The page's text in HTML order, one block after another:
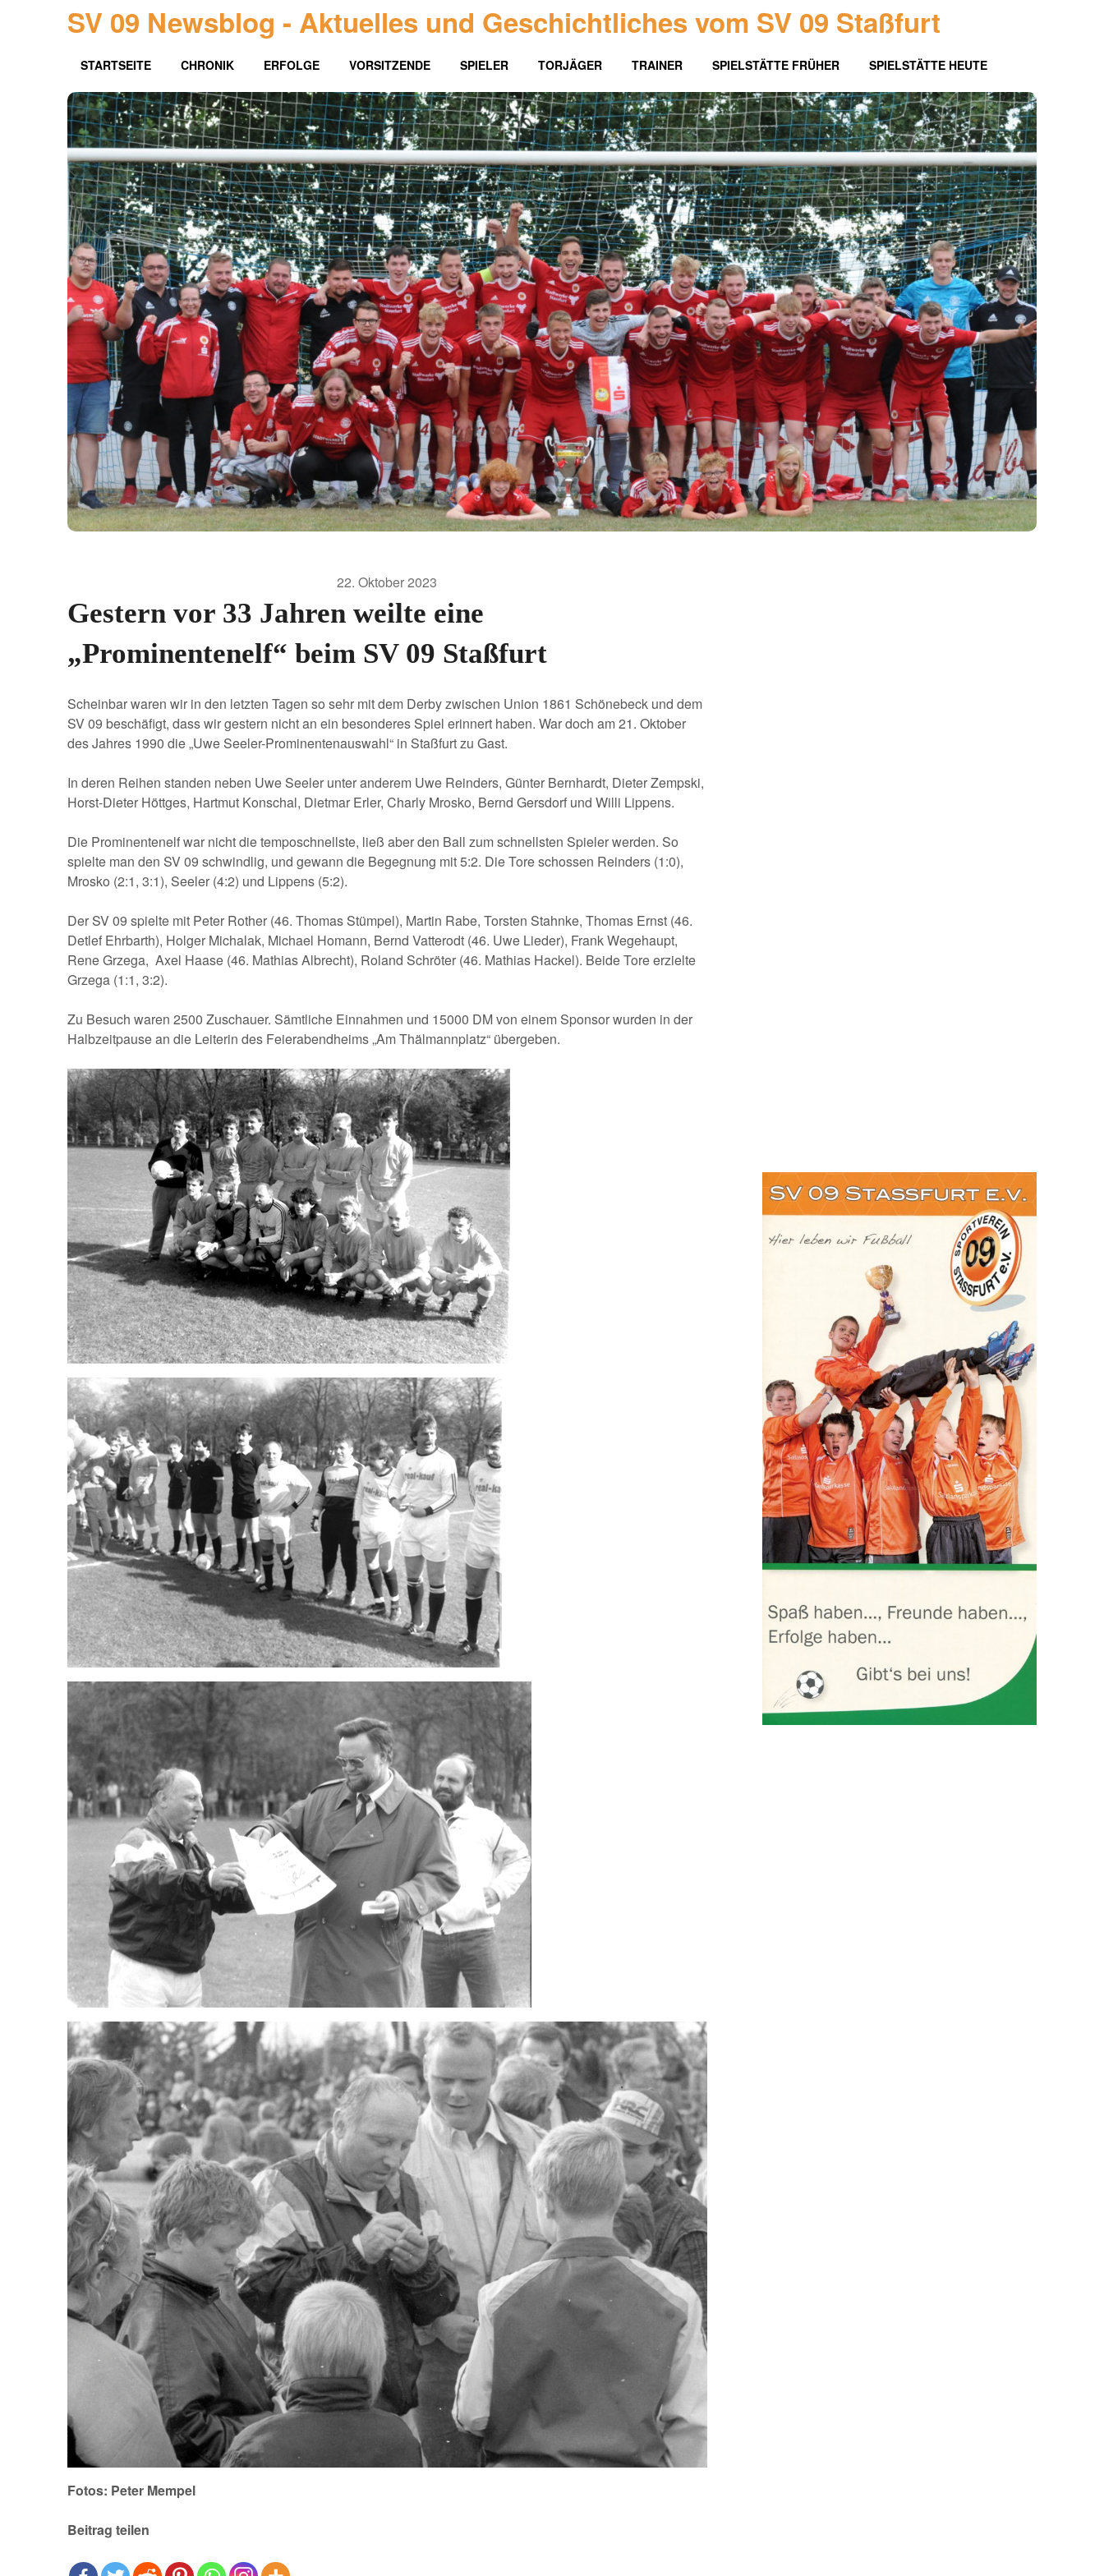
SV 09 Newsblog - Aktuelles und Geschichtliches vom SV 09 Staßfurt
STARTSEITE CHRONIK ERFOLGE VORSITZENDE SPIELER TORJÄGER TRAINER SPIELSTÄTTE FRÜHER SPIELSTÄTTE HEUTE
22. Oktober 2023
Gestern vor 33 Jahren weilte eine
„Prominentenelf“ beim SV 09 Staßfurt
Scheinbar waren wir in den letzten Tagen so sehr mit dem Derby zwischen Union 1861 Schönebeck und dem
SV 09 beschäfigt, dass wir gestern nicht an ein besonderes Spiel erinnert haben. War doch am 21. Oktober
des Jahres 1990 die „Uwe Seeler-Prominentenauswahl“ in Staßfurt zu Gast.
In deren Reihen standen neben Uwe Seeler unter anderem Uwe Reinders, Günter Bernhardt, Dieter Zempski,
Horst-Dieter Höttges, Hartmut Konschal, Dietmar Erler, Charly Mrosko, Bernd Gersdorf und Willi Lippens.
Die Prominentenelf war nicht die temposchnellste, ließ aber den Ball zum schnellsten Spieler werden. So
spielte man den SV 09 schwindlig, und gewann die Begegnung mit 5:2. Die Tore schossen Reinders (1:0),
Mrosko (2:1, 3:1), Seeler (4:2) und Lippens (5:2).
Der SV 09 spielte mit Peter Rother (46. Thomas Stümpel), Martin Rabe, Torsten Stahnke, Thomas Ernst (46.
Detlef Ehrbarth), Holger Michalak, Michael Homann, Bernd Vatterodt (46. Uwe Lieder), Frank Wegehaupt,
Rene Grzega, Axel Haase (46. Mathias Albrecht), Roland Schröter (46. Mathias Hackel). Beide Tore erzielte
Grzega (1:1, 3:2).
Zu Besuch waren 2500 Zuschauer. Sämtliche Einnahmen und 15000 DM von einem Sponsor wurden in der
Halbzeitpause an die Leiterin des Feierabendheims „Am Thälmannplatz“ übergeben.
Fotos: Peter Mempel
Beitrag teilen